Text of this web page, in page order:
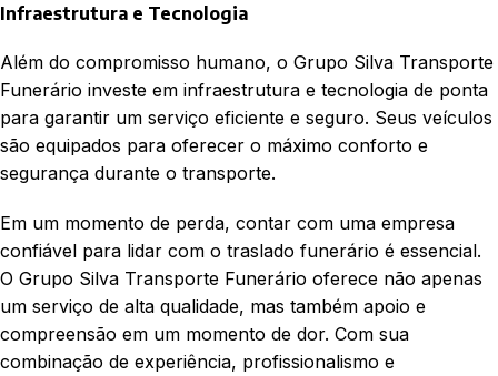
Infraestrutura e Tecnologia
Além do compromisso humano, o Grupo Silva Transporte
Funerário investe em infraestrutura e tecnologia de ponta
para garantir um serviço eficiente e seguro. Seus veículos
são equipados para oferecer o máximo conforto e
segurança durante o transporte.
Em um momento de perda, contar com uma empresa
confiável para lidar com o traslado funerário é essencial.
O Grupo Silva Transporte Funerário oferece não apenas
um serviço de alta qualidade, mas também apoio e
compreensão em um momento de dor. Com sua
combinação de experiência, profissionalismo e